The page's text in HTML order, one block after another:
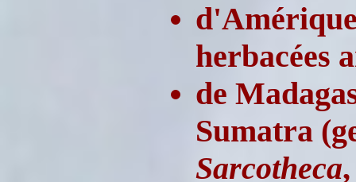
herbacées
de
Sumatra
Sarcotheca